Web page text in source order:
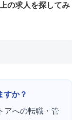
の求人を探してみ
すか？
アへの転職・管